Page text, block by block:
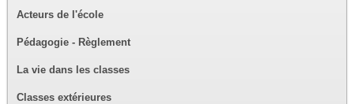
Acteurs de l'école
Pédagogie - Règlement
La vie dans les classes
Classes extérieures